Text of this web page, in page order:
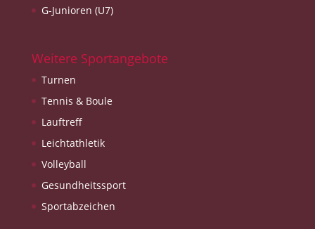
G-Junioren (U7)
Weitere Sportangebote
Turnen
Tennis & Boule
Lauftreff
Leichtathletik
Volleyball
Gesundheitssport
Sportabzeichen